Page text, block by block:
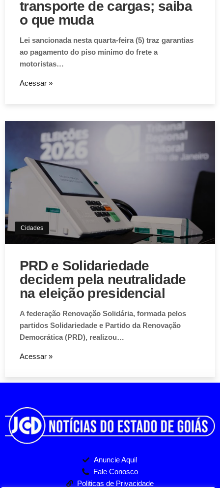
Aviso de Cookies!
experiência única em nosso site.
Aceitar
transporte de cargas; saiba
o que muda
Lei sancionada nesta quarta-feira (5) traz garantias
ao pagamento do piso mínimo do frete a
motoristas…
Acessar »
Cidades
PRD e Solidariedade
decidem pela neutralidade
na eleição presidencial
A federação Renovação Solidária, formada pelos
partidos Solidariedade e Partido da Renovação
Democrática (PRD), realizou…
Acessar »
Anuncie Aqui!
Fale Conosco
Politicas de Privacidade